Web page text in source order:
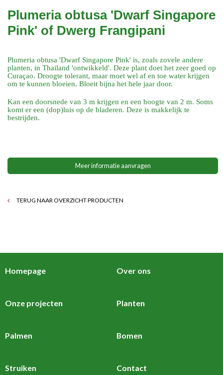
Plumeria obtusa 'Dwarf Singapore
Pink' of Dwerg Frangipani
Plumeria obtusa 'Dwarf Singapore Pink' is, zoals zovele andere
planten, in Thailand 'ontwikkeld'. Deze plant doet het zeer goed op
Curaçao. Droogte tolerant, maar moet wel af en toe water krijgen
om te kunnen bloeien. Bloeit bijna het hele jaar door.
Kan een doorsnede van 3 m krijgen en een hoogte van 2 m. Soms
komt er een (dop)luis op de bladeren. Deze is makkelijk te
bestrijden.
Meer informatie aanvragen
TERUG NAAR OVERZICHT PRODUCTEN
Homepage Over ons
Onze projecten Planten
Palmen Bomen
Struiken Contact